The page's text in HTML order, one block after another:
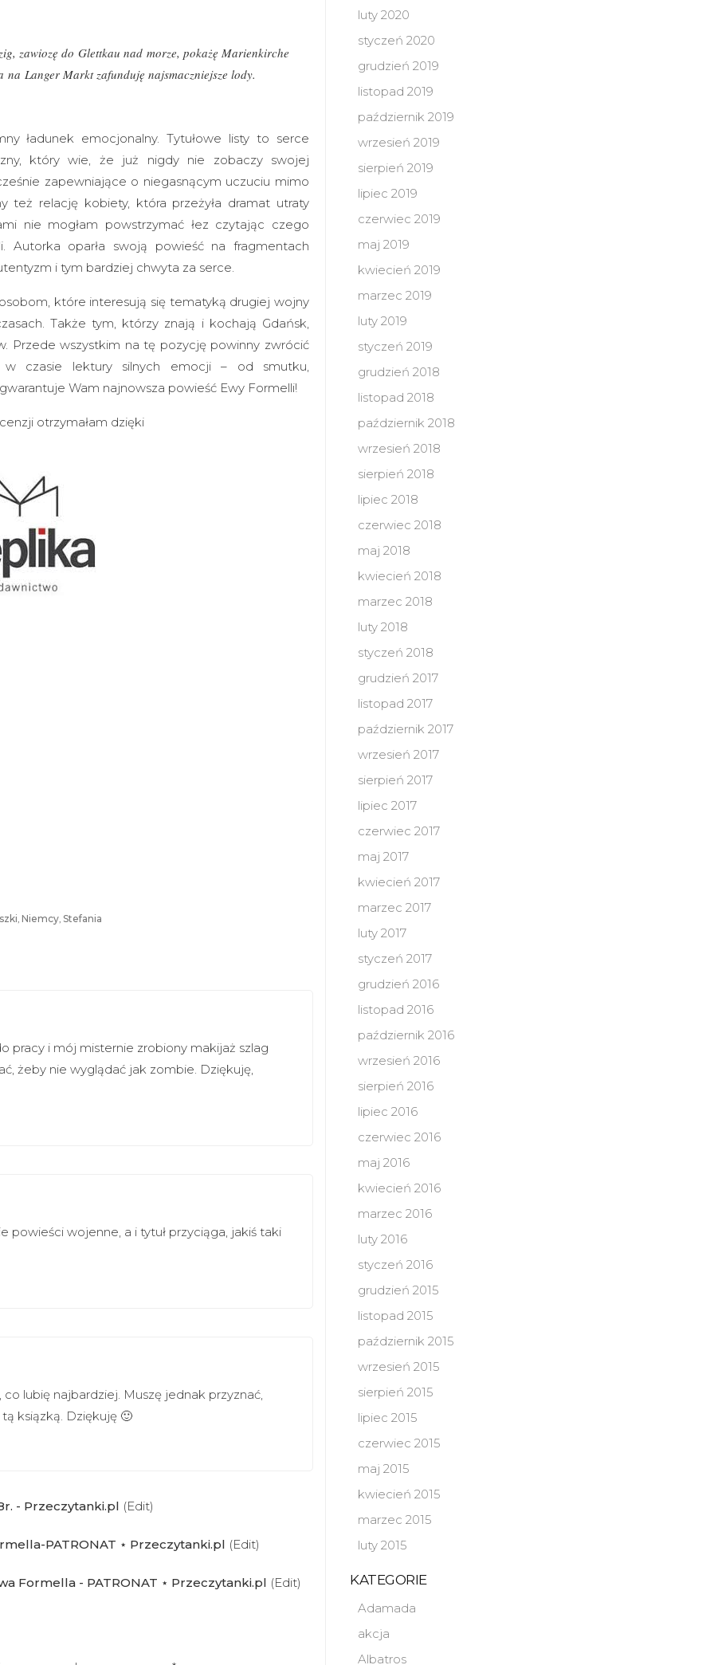
zawiozę do Glettkau nad morze, pokażę Marienkirche
na Langer Markt zafunduję najsmaczniejsze lody.
ładunek emocjonalny. Tytułowe listy to serce
który wie, że już nigdy nie zobaczy swojej
zapewniające o niegasnącym uczuciu mimo
też relację kobiety, która przeżyła dramat utraty
nie mogłam powstrzymać łez czytając czego
Autorka oparła swoją powieść na fragmentach
i tym bardziej chwyta za serce.
które interesują się tematyką drugiej wojny
Także tym, którzy znają i kochają Gdańsk,
Przede wszystkim na tę pozycję powinny zwrócić
w czasie lektury silnych emocji – od smutku,
Wam najnowsza powieść Ewy Formelli!
otrzymałam dzięki
, Niemcy, Stefania
pracy i mój misternie zrobiony makijaż szlag
żeby nie wyglądać jak zombie. Dziękuję,
powieści wojenne, a i tytuł przyciąga, jakiś taki
lubię najbardziej. Muszę jednak przyznać,
ksiązką. Dziękuję 🙂
- Przeczytanki.pl (Edit)
PATRONAT ⋆ Przeczytanki.pl (Edit)
Formella - PATRONAT ⋆ Przeczytanki.pl (Edit)
luty 2020
styczeń 2020
grudzień 2019
listopad 2019
październik 2019
wrzesień 2019
sierpień 2019
lipiec 2019
czerwiec 2019
maj 2019
kwiecień 2019
marzec 2019
luty 2019
styczeń 2019
grudzień 2018
listopad 2018
październik 2018
wrzesień 2018
sierpień 2018
lipiec 2018
czerwiec 2018
maj 2018
kwiecień 2018
marzec 2018
luty 2018
styczeń 2018
grudzień 2017
listopad 2017
październik 2017
wrzesień 2017
sierpień 2017
lipiec 2017
czerwiec 2017
maj 2017
kwiecień 2017
marzec 2017
luty 2017
styczeń 2017
grudzień 2016
listopad 2016
październik 2016
wrzesień 2016
sierpień 2016
lipiec 2016
czerwiec 2016
maj 2016
kwiecień 2016
marzec 2016
luty 2016
styczeń 2016
grudzień 2015
listopad 2015
październik 2015
wrzesień 2015
sierpień 2015
lipiec 2015
czerwiec 2015
maj 2015
kwiecień 2015
marzec 2015
luty 2015
KATEGORIE
Adamada
akcja
Albatros